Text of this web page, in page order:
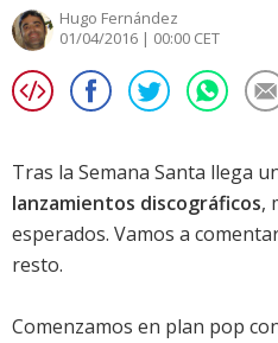
Hugo Fernández
01/04/2016 | 00:00 CET
Tras la Semana Santa llega
lanzamientos discográficos,
esperados. Vamos a
resto.
Comenzamos en plan pop